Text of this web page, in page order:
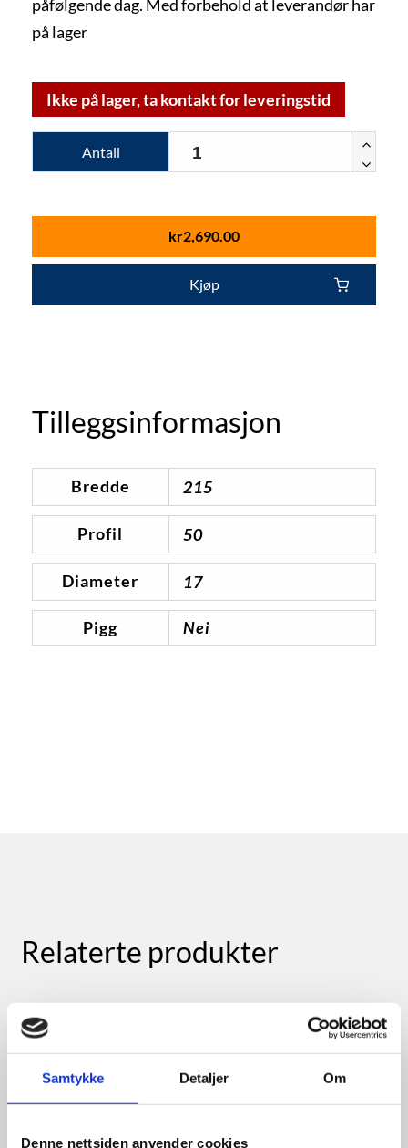
Samtykke Detaljer Om
Denne nettsiden anvender cookies
påfølgende dag. Med forbehold at leverandør har
på lager
Ikke på lager, ta kontakt for leveringstid
Antall
kr2,690.00
Kjøp
Tilleggsinformasjon
Bredde 215
Profil 50
Diameter 17
Pigg Nei
Relaterte produkter